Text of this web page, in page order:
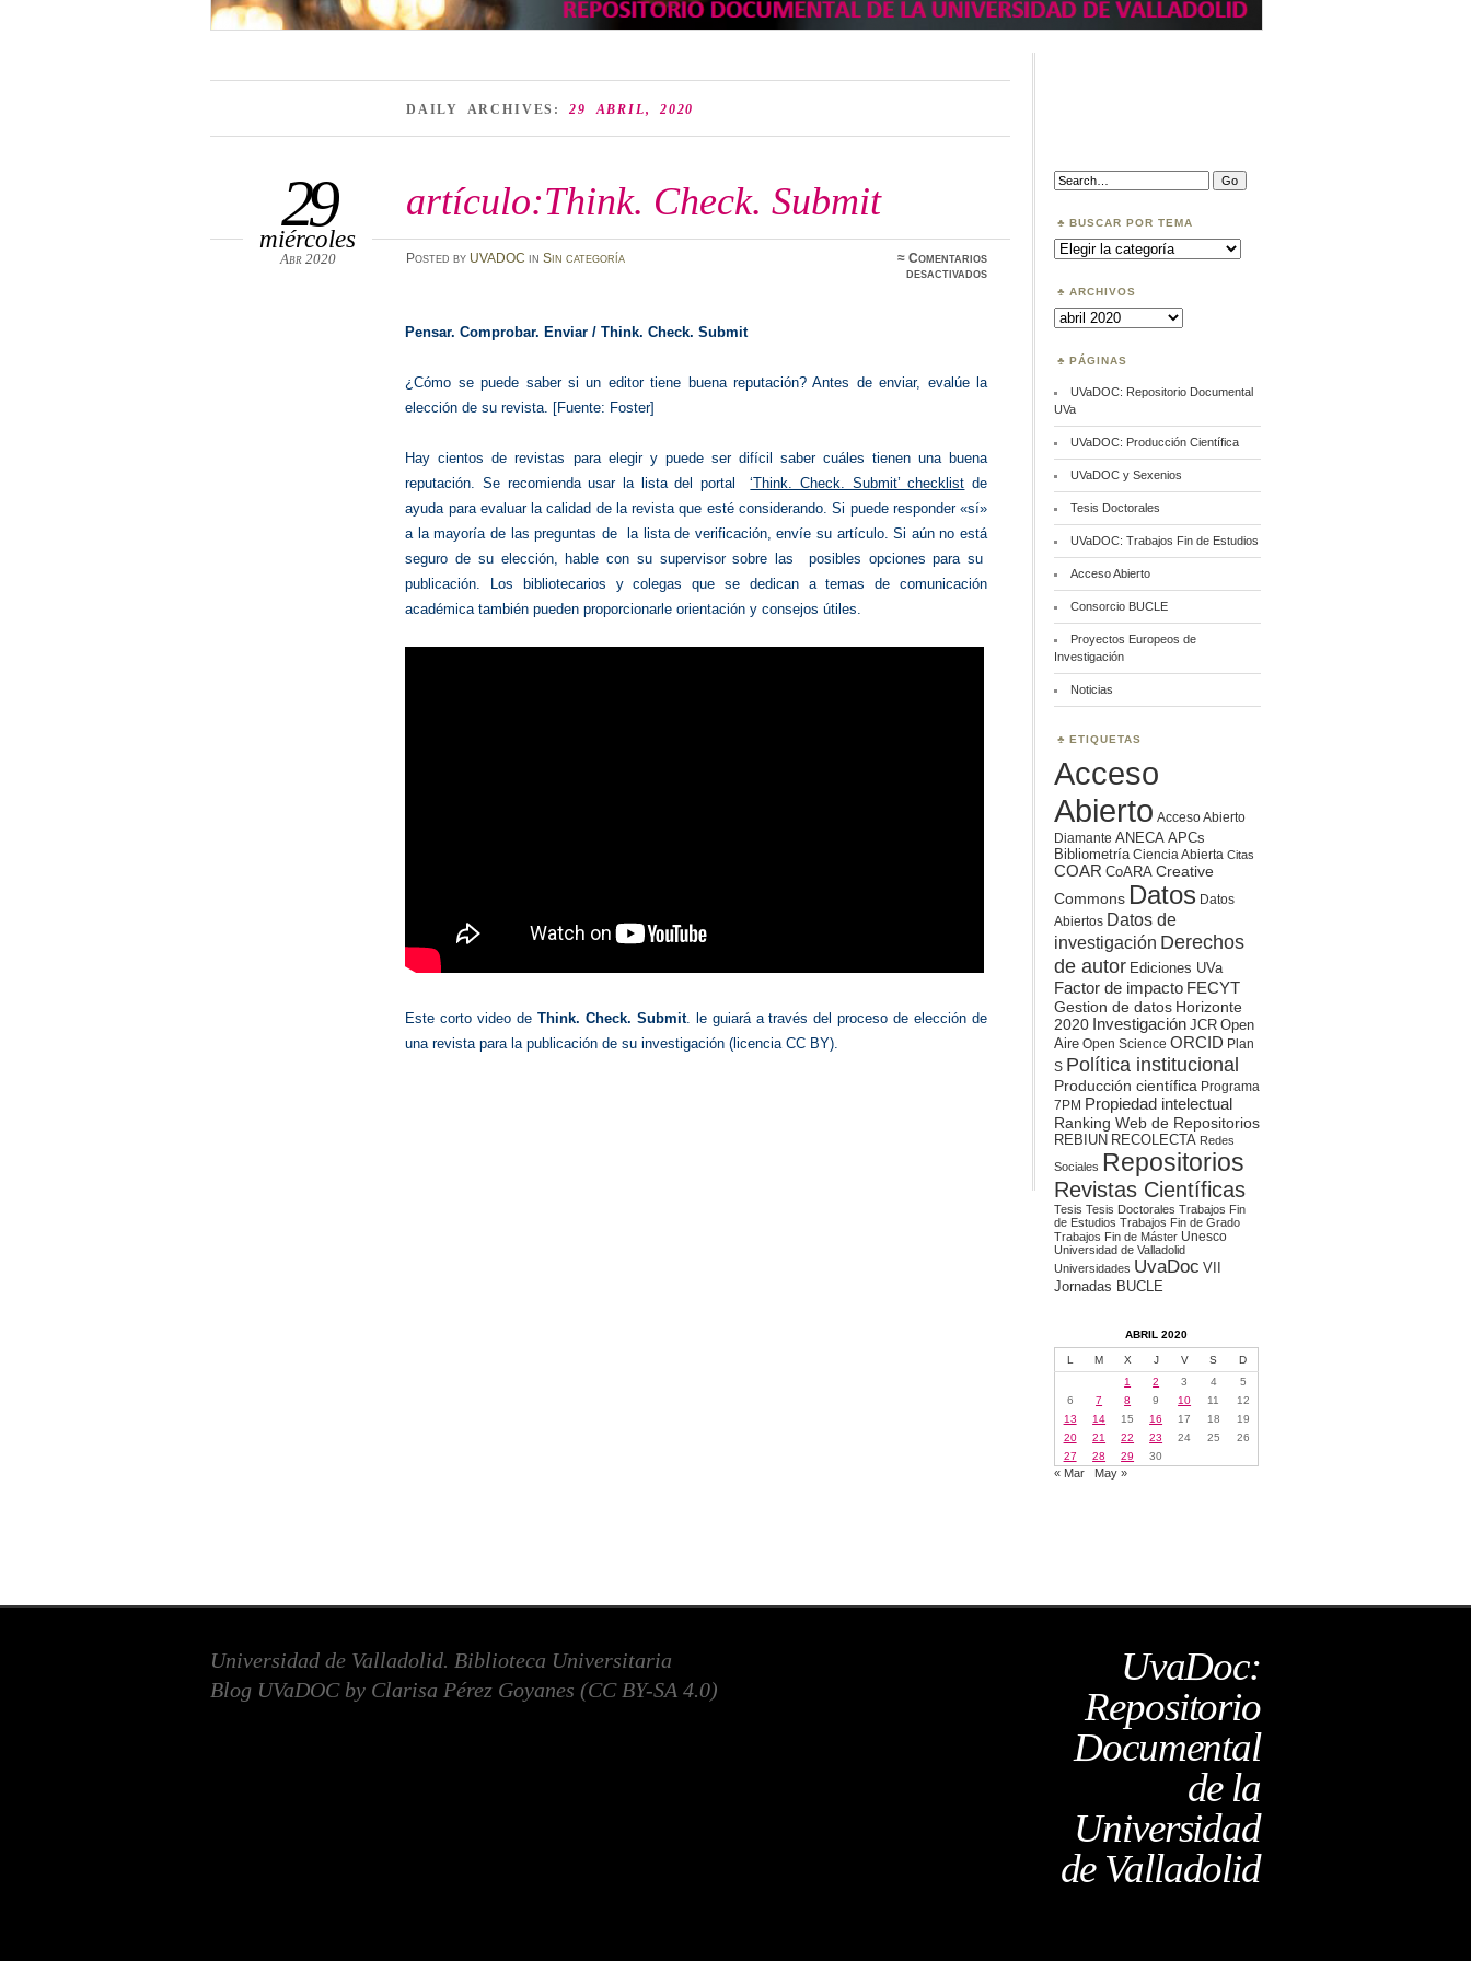
DAILY ARCHIVES:29 ABRIL, 2020
artículo:Think. Check. Submit
29
miércoles
Abr 2020 Posted by UVADOC in Sin categoría ≈Comentarios
desactivadosen
artículo:Think.
Pensar. Comprobar. Enviar / Think. Check. Submit
¿Cómo se puede saber si un editor tiene buena reputación? Antes de enviar, evalúe la
elección de su revista. [Fuente: Foster]
Hay cientos de revistas para elegir y puede ser difícil saber cuáles tienen una buena
reputación. Se recomienda usar la lista del portal‘Think. Check. Submit’ checklist de
ayuda para evaluar la calidad de la revista que esté considerando. Si puede responder «sí»
a la mayoría de las preguntas de la lista de verificación, envíe su artículo. Si aún no está
seguro de su elección, hable con su supervisor sobre las posibles opciones para su
publicación. Los bibliotecarios y colegas que se dedican a temas de comunicación
académica también pueden proporcionarle orientación y consejos útiles.
Este corto video de Think. Check. Submit. le guiará a través del proceso de elección de
una revista para la publicación de su investigación (licencia CC BY).
Search:
BUSCAR POR TEMA
Buscar
por
ARCHIVOS
Archivos
PÁGINAS
UVaDOC: Repositorio Documental
UVa
UVaDOC: Producción Científica
UVaDOC y Sexenios
Tesis Doctorales
UVaDOC: Trabajos Fin de Estudios
Acceso Abierto
Consorcio BUCLE
Proyectos Europeos de
Investigación
Noticias
ETIQUETAS
Acceso
Abierto Acceso Abierto
Diamante ANECA APCs
Bibliometría Ciencia Abierta Citas
COAR CoARA Creative
Commons Datos Datos
Abiertos Datos de
investigación Derechos
de autor Ediciones UVa
Factor de impacto FECYT
Gestion de datos Horizonte
2020 Investigación JCR Open
Aire Open Science ORCID Plan
S Política institucional
Producción científica Programa
7PM Propiedad intelectual
Ranking Web de Repositorios
REBIUN RECOLECTA Redes
Sociales Repositorios
Revistas Científicas
Tesis Tesis Doctorales Trabajos Fin
de Estudios Trabajos Fin de Grado
Trabajos Fin de Máster Unesco
Universidad de Valladolid
Universidades UvaDoc VII
Jornadas BUCLE
ABRIL 2020
L M X J V S
D
1
2 3 4
5
6
7 8 9 10 11
12
13
14 15 16 17 18
19
20
21 22 23 24 25
26
27
28 29 30
« Mar May »
UvaDoc:
Repositorio
Documental
de la
Universidad
de Valladolid
Universidad de Valladolid. Biblioteca Universitaria
Blog UVaDOC by Clarisa Pérez Goyanes (CC BY-SA 4.0)